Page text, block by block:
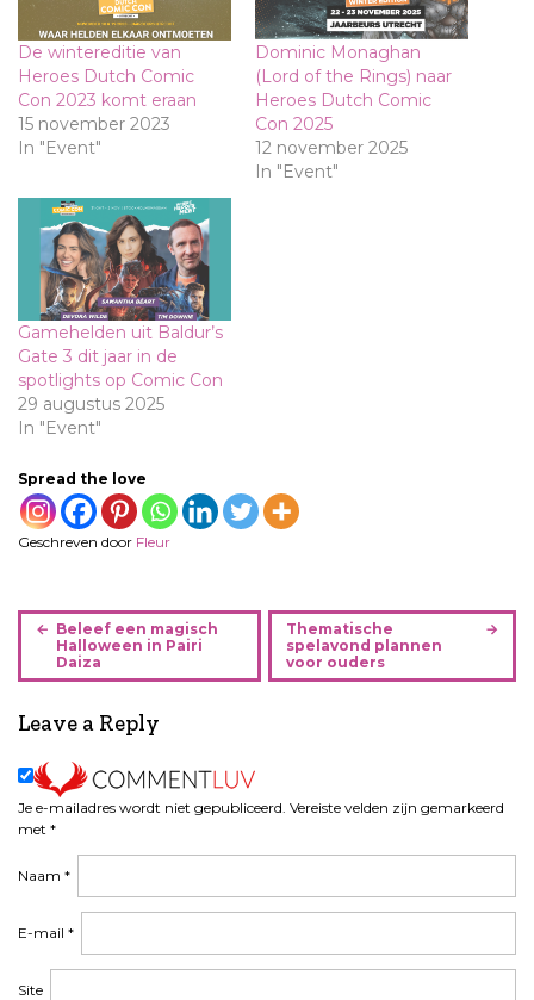
De wintereditie van
Heroes Dutch Comic
Con 2023 komt eraan
15 november 2023
In "Event"
Dominic Monaghan
(Lord of the Rings) naar
Heroes Dutch Comic
Con 2025
12 november 2025
In "Event"
Gamehelden uit Baldur’s
Gate 3 dit jaar in de
spotlights op Comic Con
29 augustus 2025
In "Event"
Spread the love
Geschreven door Fleur
B
r
c
t
n
a
i
a
i
Beleef een magisch
Halloween in Pairi
Daiza
Thematische
spelavond plannen
voor ouders
Leave a Reply
Je e-mailadres wordt niet gepubliceerd. Vereiste velden zijn gemarkeerd
met *
Naam *
E-mail *
Site